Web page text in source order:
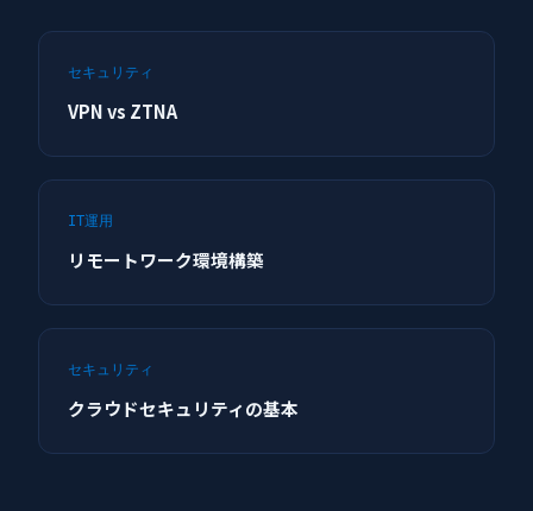
セキュリティ
VPN vs ZTNA
IT運用
リモートワーク環境構築
セキュリティ
クラウドセキュリティの基本